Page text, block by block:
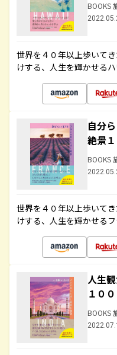
BOOKS
世界を４０年以上歩いて
けする、人生を輝かせる
自分
絶景
BOOKS
世界を４０年以上歩いて
けする、人生を輝かせる
人生
１００
BOOKS